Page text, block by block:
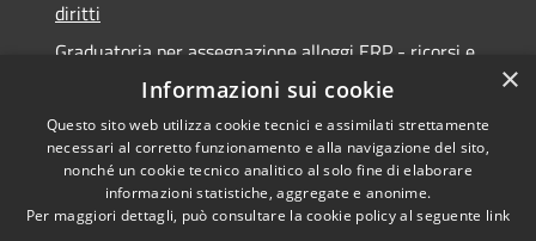
diritti
Graduatoria per assegnazione alloggi ERP - ricorsi e
Accessibilità
Copyright © 2026 • Comune di
Ancona • Powered by
×
Informazioni sui cookie
Questo sito web utilizza cookie tecnici e assimilati strettamente
necessari al corretto funzionamento e alla navigazione del sito,
nonché un cookie tecnico analitico al solo fine di elaborare
informazioni statistiche, aggregate e anonime.
Per maggiori dettagli, può consultare la cookie policy al seguente link